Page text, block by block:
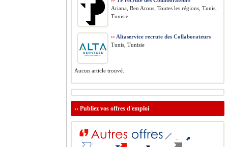
Ariana, Ben Arous, Toutes les régions, Tunis,
Tunisie
›› Altaservice recrute des Collaborateurs
Tunis, Tunisie
Aucun article trouvé.
›› Publiez vos offres d'emploi